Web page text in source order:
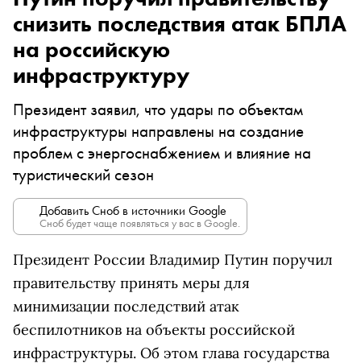
снизить последствия атак БПЛА
на российскую
инфраструктуру
Президент заявил, что удары по объектам
инфраструктуры направлены на создание
проблем с энергоснабжением и влияние на
туристический сезон
Добавить Сноб в источники Google
Сноб будет чаще появляться у вас в Google.
Президент России Владимир Путин поручил
правительству принять меры для
минимизации последствий атак
беспилотников на объекты российской
инфраструктуры. Об этом глава государства